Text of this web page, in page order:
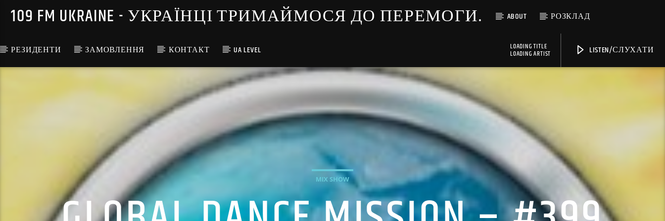
109 FM UKRAINE - УКРАЇНЦІ ТРИМАЙМОСЯ ДО ПЕРЕМОГИ. ABOUT РОЗКЛАД
РЕЗИДЕНТИ ЗАМОВЛЕННЯ КОНТАКТ UA LEVEL LISTEN/СЛУХАТИ
LOADING TITLE
LOADING ARTIST
MIX SHOW